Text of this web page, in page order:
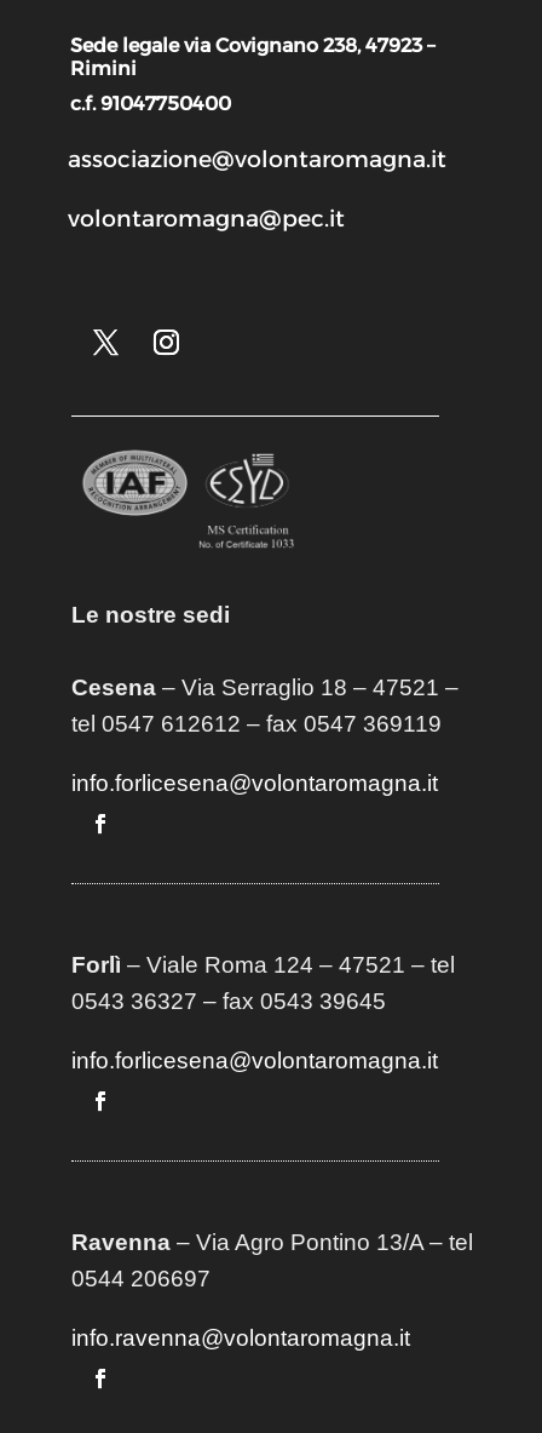
Sede legale via Covignano 238, 47923 –
Rimini
c.f. 91047750400
associazione@volontaromagna.it
volontaromagna@pec.it
Le nostre sedi
Cesena– Via Serraglio 18 – 47521 –
tel 0547 612612 – fax 0547 369119
info.forlicesena@volontaromagna.it
Forlì – Viale Roma 124 – 47521 – tel
0543 36327 – fax 0543 39645
info.forlicesena@volontaromagna.it
Ravenna– Via Agro Pontino 13/A– tel
0544 206697
info.ravenna@volontaromagna.it